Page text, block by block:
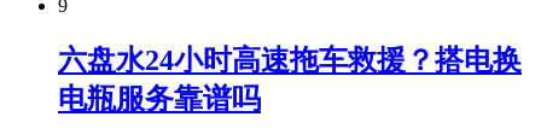
9
六盘水24小时高速拖车救援？搭电换
电瓶服务靠谱吗